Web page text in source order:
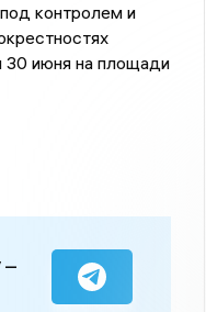
контролем и
30 июня на площади